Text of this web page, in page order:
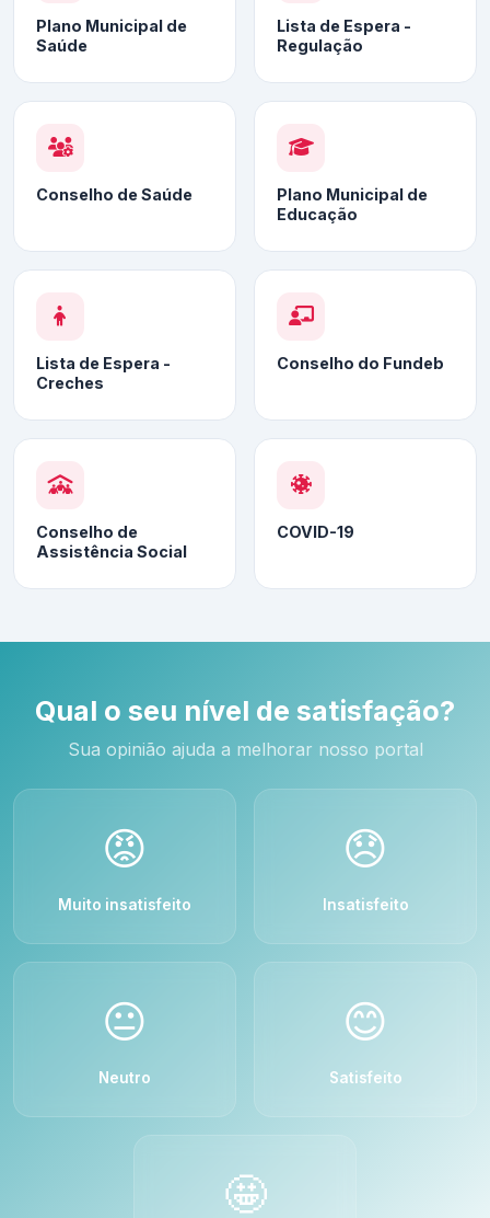
Plano Municipal de
Saúde
Lista de Espera -
Regulação
Conselho de Saúde
Plano Municipal de
Educação
Lista de Espera -
Creches
Conselho do Fundeb
Conselho de
Assistência Social
COVID-19
Qual o seu nível de satisfação?
Sua opinião ajuda a melhorar nosso portal
😡
Muito insatisfeito
😞
Insatisfeito
😐
Neutro
😊
Satisfeito
🤩